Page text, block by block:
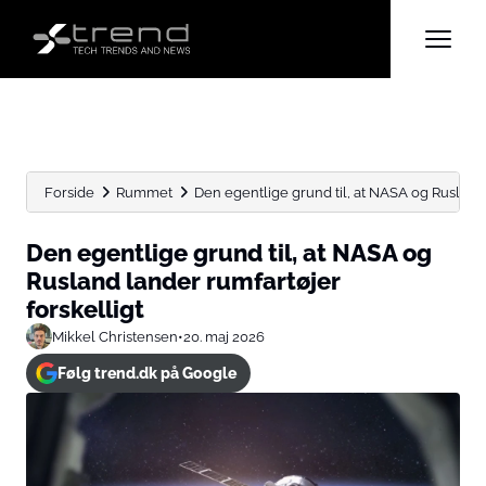
Forside Rummet Den egentlige grund til, at NASA og
Den egentlige grund til, at NASA og
Rusland lander rumfartøjer
forskelligt
Mikkel Christensen•20. maj 2026
Følg trend.dk på Google